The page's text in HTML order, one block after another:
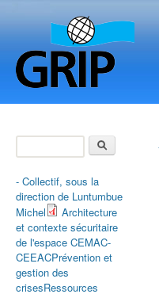
Search form
- Collectif, sous la
direction de Luntumbue
Michel
Architecture
et contexte sécuritaire
de l'espace CEMAC-
CEEACPrévention et
gestion des
crisesRessources